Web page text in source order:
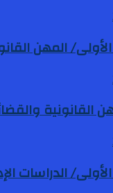
المهن
القانونية
الدراسات